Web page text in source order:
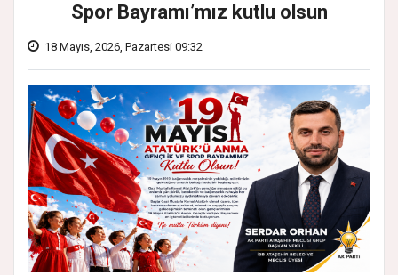
Spor Bayramı’mız kutlu olsun
18 Mayıs, 2026, Pazartesi 09:32